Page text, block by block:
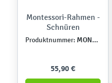
Montessori-Rahmen -
Schnüren
Produktnummer: MONT457550
55,90 €